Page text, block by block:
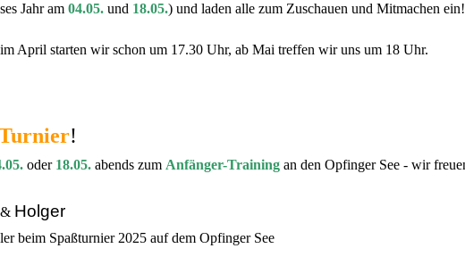
Jahr am 04.05. und 18.05.) und laden alle zum Zuschauen und Mitmachen
April starten wir schon um 17.30 Uhr, ab Mai treffen wir uns um 18 Uhr.
!
oder 18.05. abends zum Anfänger-Training an den Opfinger See - wir
& Holger